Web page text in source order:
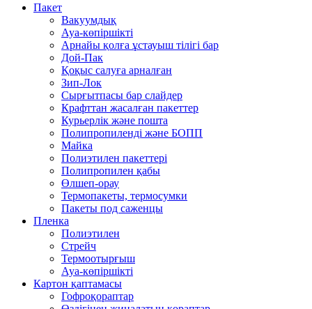
Пакет
Вакуумдық
Ауа-көпіршікті
Арнайы қолға ұстауыш тілігі бар
Дой-Пак
Қоқыс салуға арналған
Зип-Лок
Сырғытпасы бар слайдер
Крафттан жасалған пакеттер
Курьерлік және пошта
Полипропиленді және БОПП
Майка
Полиэтилен пакеттері
Полипропилен қабы
Өлшеп-орау
Термопакеты, термосумки
Пакеты под саженцы
Пленка
Полиэтилен
Стрейч
Термоотырғыш
Ауа-көпіршікті
Картон қаптамасы
Гофроқораптар